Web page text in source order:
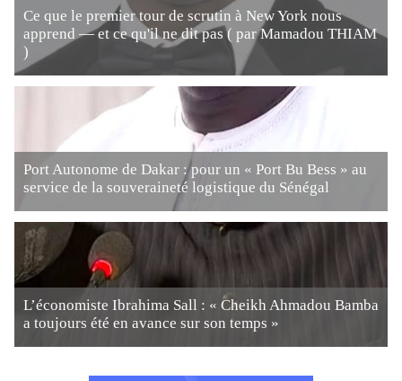
Ce que le premier tour de scrutin à New York nous
apprend — et ce qu'il ne dit pas ( par Mamadou THIAM
)
Port Autonome de Dakar : pour un « Port Bu Bess » au
service de la souveraineté logistique du Sénégal
L’économiste Ibrahima Sall : « Cheikh Ahmadou Bamba
a toujours été en avance sur son temps »